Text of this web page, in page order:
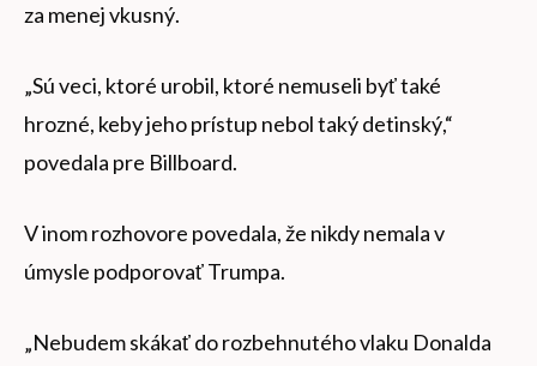
za menej vkusný.
„Sú veci, ktoré urobil, ktoré nemuseli byť také
hrozné, keby jeho prístup nebol taký detinský,“
povedala pre Billboard.
V inom rozhovore povedala, že nikdy nemala v
úmysle podporovať Trumpa.
„Nebudem skákať do rozbehnutého vlaku Donalda